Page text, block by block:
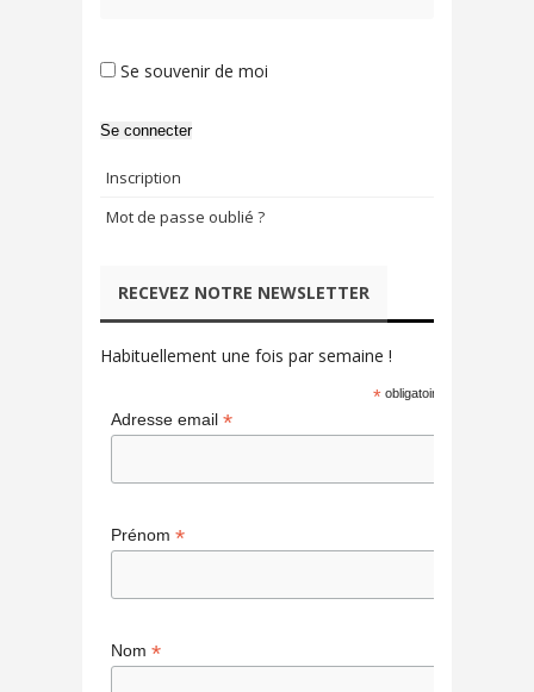
Se souvenir de moi
Se connecter
Inscription
Mot de passe oublié ?
RECEVEZ NOTRE NEWSLETTER
Habituellement une fois par semaine !
* obligatoire
Adresse email *
Prénom *
Nom *